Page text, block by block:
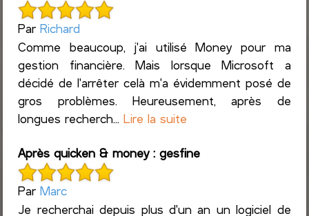
ParRichard
Comme beaucoup, j'ai utilisé Money pour ma
gestion financière. Mais lorsque Microsoft a
décidé de l'arrêter celà m'a évidemment posé de
gros problèmes. Heureusement, après de
longues recherch...Lire la suite
Après quicken & money : gesfine
ParMarc
Je recherchai depuis plus d'un an un logiciel de